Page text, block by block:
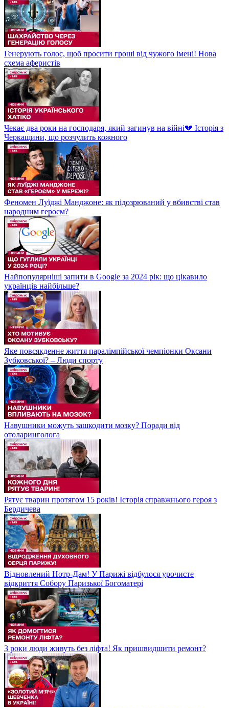
Генерують голос, щоб просити гроші від чужого імені! Нова
схема аферистів
Чекає два роки на господаря, який загинув на війні💔 Історія з
Черкащини, що розчулить кожного
Феномен Луїджі Манджоне: як підозрюваний у вбивстві став
народним героєм?
Найпопулярніші запити в Google за 2024 рік: що цікавило
українців найбільше?
Яке повсякденне життя паралімпійської чемпіонки Оксани
Зубковської? – Люди спорту
Навушники можуть зашкодити мозку? Поради від
отоларинголога
Рятує тварин протягом 15 років! Історія справжнього героя з
Бердичева
Відновлений Нотр-Дам! У Парижі відбулося урочисте
відкриття Собору Паризької Богоматері
3 роки люди живуть без ліфта! Як пришвидшити ремонт?